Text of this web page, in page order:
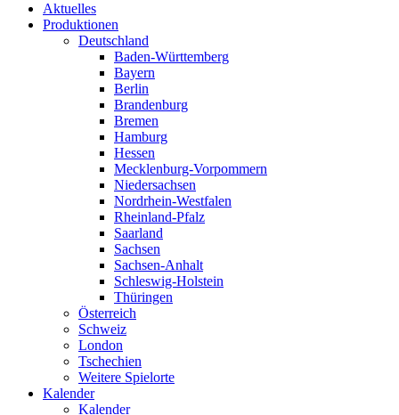
Aktuelles
Produktionen
Deutschland
Baden-Württemberg
Bayern
Berlin
Brandenburg
Bremen
Hamburg
Hessen
Mecklenburg-Vorpommern
Niedersachsen
Nordrhein-Westfalen
Rheinland-Pfalz
Saarland
Sachsen
Sachsen-Anhalt
Schleswig-Holstein
Thüringen
Österreich
Schweiz
London
Tschechien
Weitere Spielorte
Kalender
Kalender